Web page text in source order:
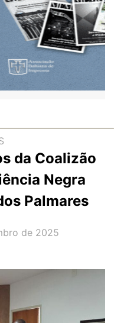
da Coalizão
Negra
Palmares
de 2025